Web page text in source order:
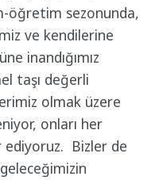
öğretim sezonunda,
ve kendilerine
inandığımız
taşı değerli
olmak üzere
onları her
Bizler de